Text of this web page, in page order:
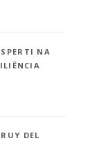
NA
DEL